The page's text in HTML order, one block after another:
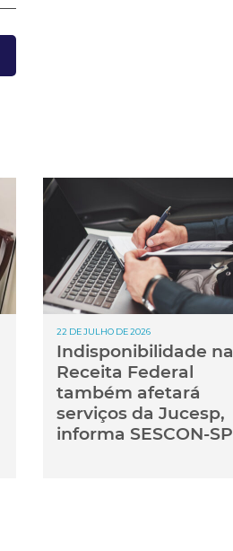
22 DE JULHO DE 2026
Indisponibilidade na
Receita Federal
também afetará
serviços da Jucesp,
informa SESCON-SP